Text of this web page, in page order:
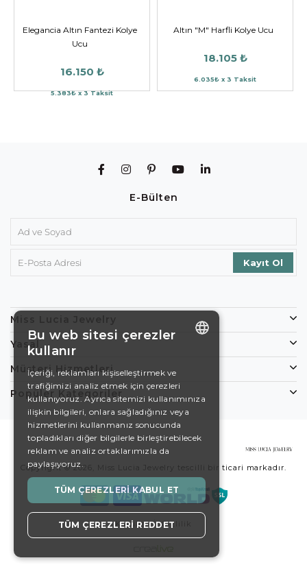
Elegancia Altın Fantezi Kolye
Ucu
16.150 ₺
5.383₺ x 3 Taksit
Altın "M" Harfli Kolye Ucu
18.105 ₺
6.035₺ x 3 Taksit
E-Bülten
Miss Lucia Jewelry
Yasal
Müşteri Hizmetleri
Popüler Kategoriler
Copyright © 2026, Miss Lucia Jewelry tescilli bir ticari markadır.
Koşullar Gizlilik
DE
EN
SWEDISH
TURKISH
Bu web sitesi çerezler
kullanır
İçeriği, reklamları kişiselleştirmek ve
trafiğimizi analiz etmek için çerezleri
kullanıyoruz. Ayrıca sitemizi kullanımınıza
ilişkin bilgileri, onlara sağladığınız veya
hizmetlerini kullanmanız sonucunda
topladıkları diğer bilgilerle birleştirebilecek
reklam ve analiz ortaklarımızla da
paylaşıyoruz.
TÜM ÇEREZLERI KABUL ET
TÜM ÇEREZLERI REDDET